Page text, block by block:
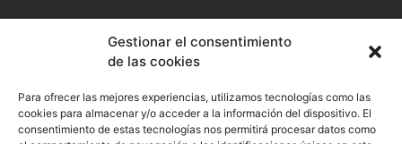
Gestionar el consentimiento
de las cookies
Para ofrecer las mejores experiencias, utilizamos tecnologías como las
cookies para almacenar y/o acceder a la información del dispositivo. El
consentimiento de estas tecnologías nos permitirá procesar datos como
ENLACES ÚTILES
Trabaja con nosotros
Planes de igualdad y protocolo